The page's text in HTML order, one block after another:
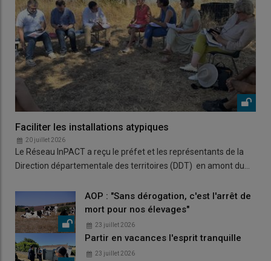
Faciliter les installations atypiques
20 juillet 2026
Le Réseau InPACT a reçu le préfet et les représentants de la
Direction départementale des territoires (DDT) en amont du…
AOP : "Sans dérogation, c'est l'arrêt de
mort pour nos élevages"
23 juillet 2026
Partir en vacances l'esprit tranquille
23 juillet 2026